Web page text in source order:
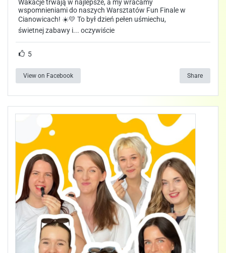
Wakacje trwają w najlepsze, a my wracamy
wspomnieniami do naszych Warsztatów Fun Finale w
Cianowicach! ☀️💛 To był dzień pełen uśmiechu,
świetnej zabawy i... oczywiście
5
View on Facebook Share